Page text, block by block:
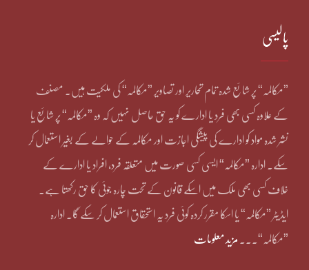
پالیسی
”مکالمہ“ پر شائع شدہ تمام تحاریر اور تصاویر ”مکالمہ“ کی ملکیت ہیں۔ مصنف
کے علاوہ کسی بھی فرد یا ادارے کو یہ حق حاصل نہیں کہ وہ ”مکالمہ“ پر شائع یا
نشر شدہ مواد کو ادارے کی پیشگی اجازت اور مکالمہ کے حوالے کے بغیر استعمال کر
سکے۔ ادارہ ”مکالمہ“ ایسی کسی صورت میں متعلقہ فرد، افراد یا ادارے کے
خلاف کسی بھی ملک میں اسکے قانون کے تحت چارہ جوئی کا حق رکھتا ہے۔
ایڈیٹر ”مکالمہ“ یا اسکا مقرر کردہ کوئی فرد یہ استحقاق استعمال کر سکے گا۔ ادارہ
”مکالمہ“۔۔۔ مزید معلومات